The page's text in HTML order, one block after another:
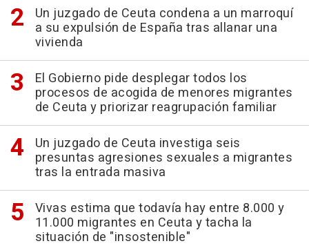
Un juzgado de Ceuta condena a un marroquí
a su expulsión de España tras allanar una
vivienda
El Gobierno pide desplegar todos los
procesos de acogida de menores migrantes
de Ceuta y priorizar reagrupación familiar
Un juzgado de Ceuta investiga seis
presuntas agresiones sexuales a migrantes
tras la entrada masiva
Vivas estima que todavía hay entre 8.000 y
11.000 migrantes en Ceuta y tacha la
situación de "insostenible"